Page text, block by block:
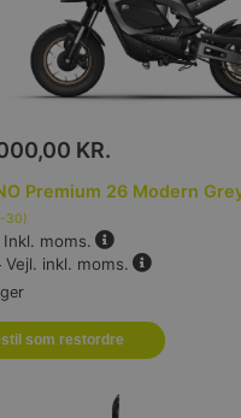
KR.
Premium 26 Modern
30)
Inkl. moms.
Vejl. inkl. moms.
som restordre